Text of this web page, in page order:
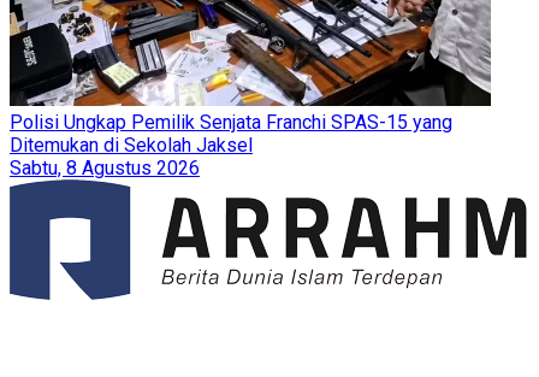
Polisi Ungkap Pemilik Senjata Franchi SPAS-15 yang
Ditemukan di Sekolah Jaksel
Sabtu, 8 Agustus 2026